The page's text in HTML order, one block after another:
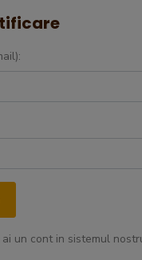
un cont in sistemul